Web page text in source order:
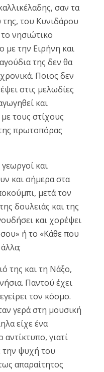
σαν τα
του Κυνιδάρου
νησιώτικο
με την Ειρήνη και
της δεν θα
Ποιος δεν
στις μελωδίες
και
τους στίχους
πρωτοπόρας
και
και σήμερα στα
μετά τον
δουλειάς και της
και χορέψει
ή το «Κάθε που
της και τη Νάξο,
Παντού έχει
τον κόσμο.
γερά στη μουσική
είχε ένα
γιατί
την ψυχή του
απαραίτητος